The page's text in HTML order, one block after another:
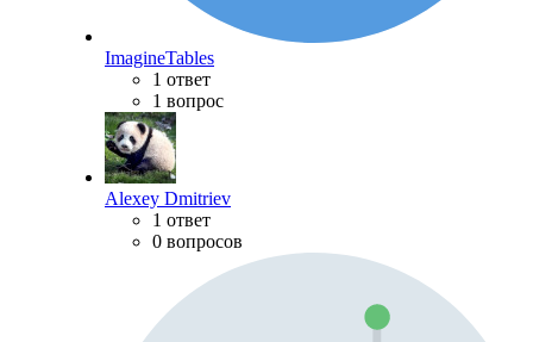
ImagineTables
1 ответ
1 вопрос
Alexey Dmitriev
1 ответ
0 вопросов